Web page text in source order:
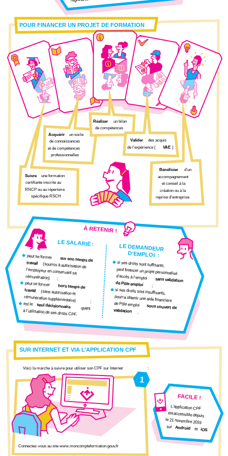
Connectez-vous au site www.moncompteformation.gouv.fr
1
Voici la marche à suivre pour utiliser son CPF sur Internet :
SUR INTERNET ET VIA L’APPLICATION CPF
FACILE !
L’application CPF
est accessible depuis
le 21 novembre 2019
sur Android et iOS
POUR FINANCER UN PROJET DE FORMATION
Suivre une formation
certifiante inscrite au
RNCP ou au répertoire
spécifique RSCH
Acquérir
un socle
de connaissances
et de compétences
professionnelles
Réaliser
un bilan
de compétences
Valider
des acquis
de l’expérience (
VAE )
Bénéficier d’un
accompagnement
et conseil à la
création ou à la
reprise d’entreprise
LE DEMANDEUR
D’EMPLOI :
si ses droits sont suffisants,
peut financer un projet personnalisé
d’accès à l’emploi sans validation
de Pôle emploi ;
si ses droits sont insuffisants,
pourra obtenir une aide financière
de Pôle emploi sous couvert de
validation
LE SALARIÉ :
peut se former sur son temps de
travail (soumis à autorisation de
l’employeur en conservant sa
rémunération) ;
peut se former hors temps de
travail (sans autorisation et
rémunération supplémentaire) ;
est le seul décisionnaire quant
à l’utilisation de ses droits CPF.
À RETENIR !